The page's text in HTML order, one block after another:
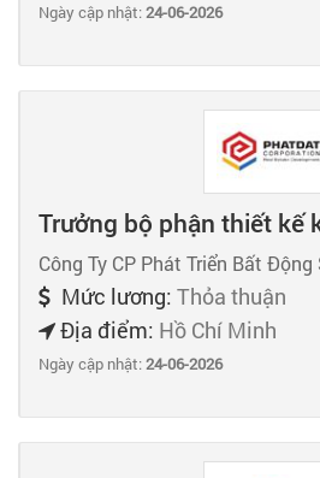
Ngày cập nhật:24-06-2026
Trưởng bộ phận thiết kế
Công Ty CP Phát Triển Bất
Mức lương: Thỏa thuận
Địa điểm: Hồ Chí Minh
Ngày cập nhật:24-06-2026